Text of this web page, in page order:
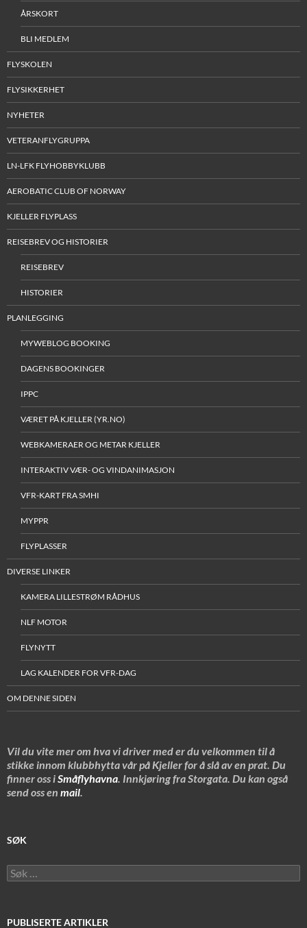
ÅRSKORT
BLI MEDLEM
FLYSKOLEN
FLYSIKKERHET
NYHETER
VETERANFLYGRUPPA
LN-LFK FLYHOBBYKLUBB
AEROBATIC CLUB OF NORWAY
KJELLER FLYPLASS
REISEBREV OG HISTORIER
REISEBREV
HISTORIER
PLANLEGGING
MYWEBLOG BOOKING
DAGENS BOOKINGER
IPPC
VÆRET PÅ KJELLER (YR.NO)
WEBKAMERAER OG METAR KJELLER
INTERAKTIV VÆR- OG VINDANIMASJON
VFR-KART FRA SMHI
MYPPR
FLYPLASSER
DIVERSE LINKER
KAMERA LILLESTRØM RÅDHUS
NLF MOTOR
FLYNYTT
LAG KALENDER FOR VFR-DAG
OM DENNE SIDEN
Vil du vite mer om hva vi driver med er du velkommen til å
stikke innom klubbhytta vår på Kjeller for å slå av en prat. Du
finner oss iSmåflyhavna. Innkjøring fra Storgata. Du kan også
send oss en mail.
SØK
Søk
etter:
PUBLISERTE ARTIKLER